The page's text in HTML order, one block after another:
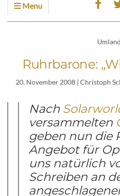
Menu
Umland
Ruhrbarone:
20. November 2008| Christoph
Nach
versammelten
geben nun die
Angebot für
uns natürlich
Schreiben an